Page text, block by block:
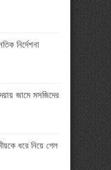
নির্দেশনা
জামে মসজিদের
ধরে নিয়ে গেল